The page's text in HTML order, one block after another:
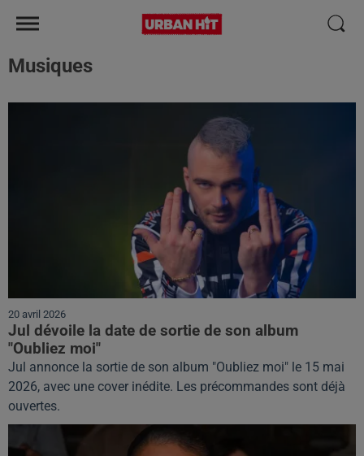
Musiques
20 avril 2026
Jul dévoile la date de sortie de son album
"Oubliez moi"
Jul annonce la sortie de son album "Oubliez moi" le 15 mai
2026, avec une cover inédite. Les précommandes sont déjà
ouvertes.